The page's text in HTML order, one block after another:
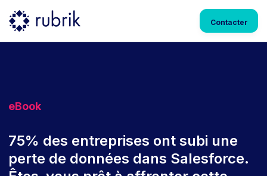
Contacter
eBook
75% des entreprises ont subi une
perte de données dans Salesforce.